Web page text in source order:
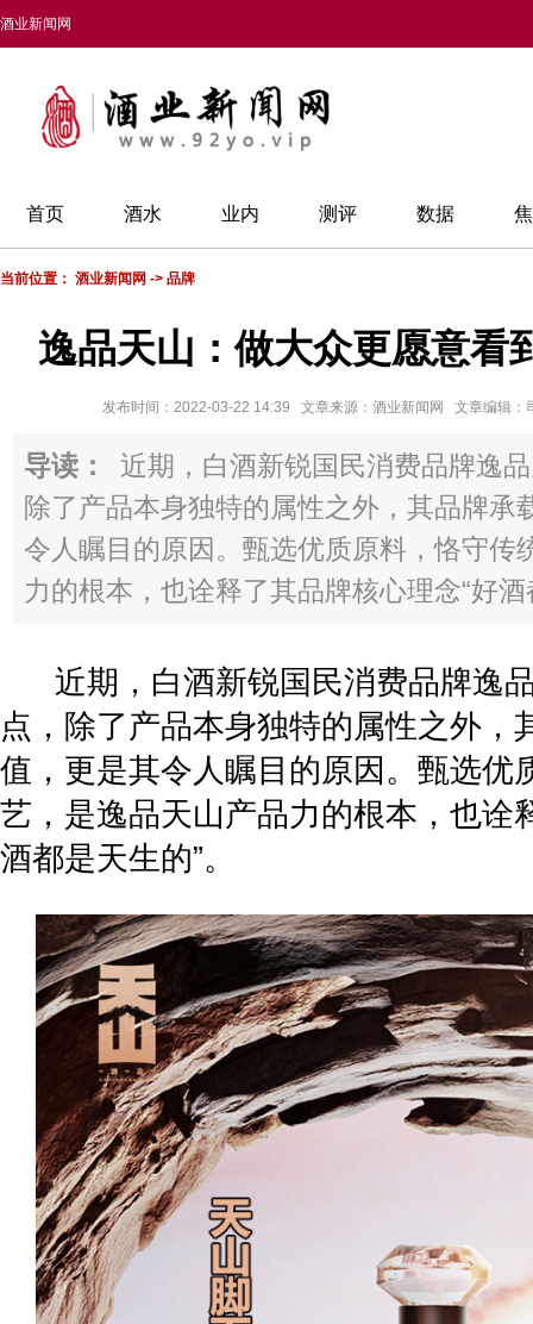
酒业新闻网
首页 酒水 业内 测评 数据
当前位置： 酒业新闻网 -> 品牌
逸品天山：做大众更愿意看
发布时间：2022-03-22 14:39 文章来源：酒业新闻网 文章编辑
导读：
近期，白酒新锐国民消费品牌逸
除了产品本身独特的属性之外，其品牌承
令人瞩目的原因。甄选优质原料，恪守传
力的根本，也诠释了其品牌核心理念“好
近期，白酒新锐国民消费品牌逸
点，除了产品本身独特的属性之外，
值，更是其令人瞩目的原因。甄选优
艺，是逸品天山产品力的根本，也诠
酒都是天生的”。